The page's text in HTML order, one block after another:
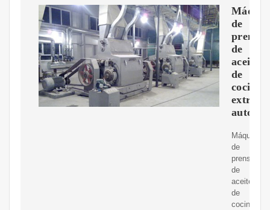
de
prensa
de
aceite
de
cocina,
Máquina
de
prensa
de
aceite
de
cocina,